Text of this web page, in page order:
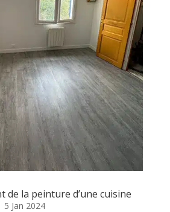
de la peinture d’une cuisine
5 Jan 2024